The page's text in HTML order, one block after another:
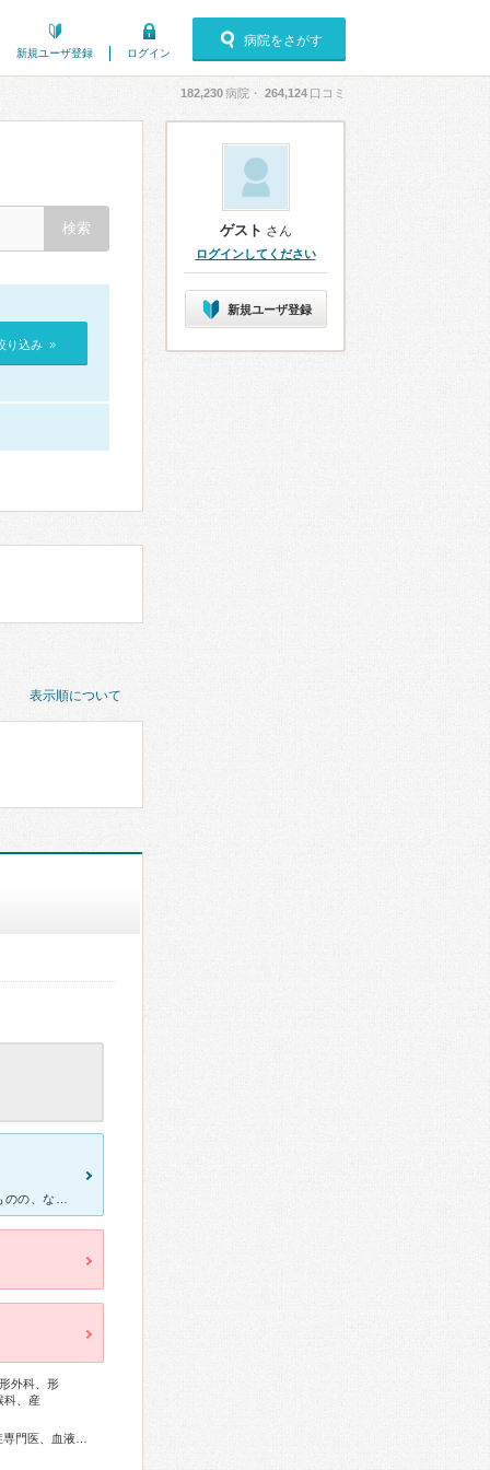
新規ユーザ登録 ログイン
病院をさがす
182,230病院・ 264,124 口コミ
り込み »
表示順について
外科、形
科、産
ゲスト さん
ログインしてください
新規ユーザ登録